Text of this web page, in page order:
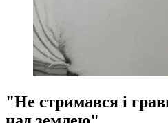
"Не стримався і